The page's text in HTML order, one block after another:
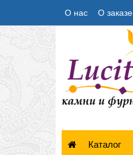
О нас О заказе
Каталог